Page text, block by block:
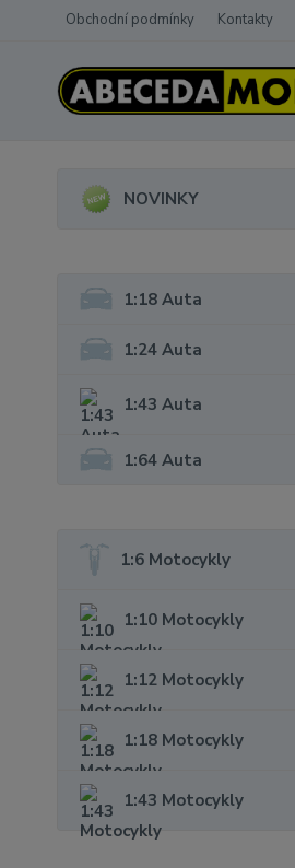
Obchodní podmínky Kontakty
NOVINKY
1:18 Auta
1:24 Auta
1:43 Auta
1:64 Auta
1:6 Motocykly
1:10 Motocykly
1:12 Motocykly
1:18 Motocykly
1:43 Motocykly